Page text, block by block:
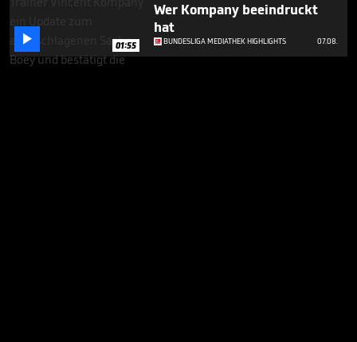
 01:55
Wer Kompany beeindruckt
hat
BUNDESLIGA MEDIATHEK HIGHLIGHTS 07.08.